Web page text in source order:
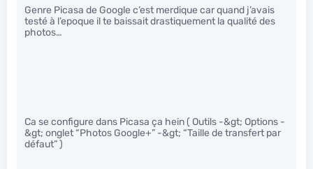
Genre Picasa de Google c’est merdique car quand j’avais
testé à l’epoque il te baissait drastiquement la qualité des
photos…
Ca se configure dans Picasa ça hein ( Outils -&gt; Options -
&gt; onglet “Photos Google+” -&gt; “Taille de transfert par
défaut” )